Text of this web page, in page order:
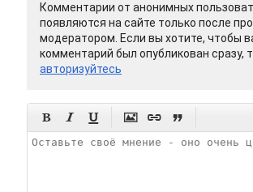
Комментарии от анонимных
появляются на сайте только после
модератором. Если вы хотите, чтобы
комментарий был опубликован сразу,
авторизуйтесь
     